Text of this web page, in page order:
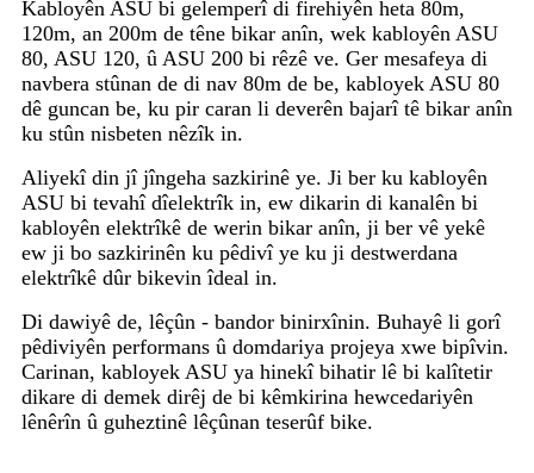
Kabloyên ASU bi gelemperî di firehiyên heta 80m,
120m, an 200m de têne bikar anîn, wek kabloyên ASU
80, ASU 120, û ASU 200 bi rêzê ve. Ger mesafeya di
navbera stûnan de di nav 80m de be, kabloyek ASU 80
dê guncan be, ku pir caran li deverên bajarî tê bikar anîn
ku stûn nisbeten nêzîk in.
Aliyekî din jî jîngeha sazkirinê ye. Ji ber ku kabloyên
ASU bi tevahî dîelektrîk in, ew dikarin di kanalên bi
kabloyên elektrîkê de werin bikar anîn, ji ber vê yekê
ew ji bo sazkirinên ku pêdivî ye ku ji destwerdana
elektrîkê dûr bikevin îdeal in.
Di dawiyê de, lêçûn - bandor binirxînin. Buhayê li gorî
pêdiviyên performans û domdariya projeya xwe bipîvin.
Carinan, kabloyek ASU ya hinekî bihatir lê bi kalîtetir
dikare di demek dirêj de bi kêmkirina hewcedariyên
lênêrîn û guheztinê lêçûnan teserûf bike.